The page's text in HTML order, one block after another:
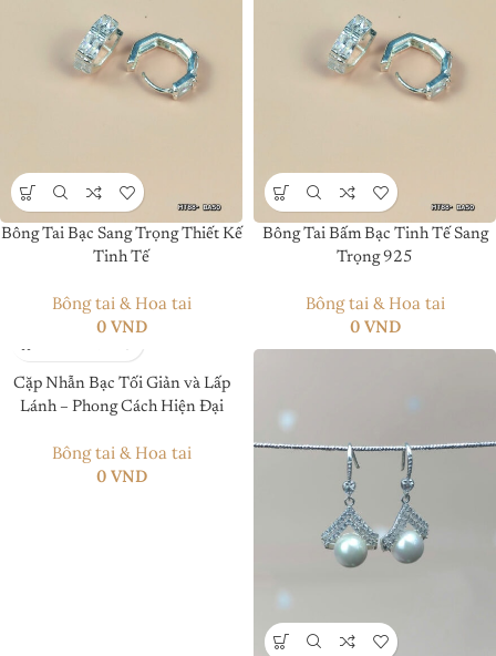
Bông Tai Bạc Sang Trọng Thiết Kế
Tinh Tế
Bông tai & Hoa tai
0 VND
Bông Tai Bấm Bạc Tinh Tế Sang
Trọng 925
Bông tai & Hoa tai
0 VND
Cặp Nhẫn Bạc Tối Giản và Lấp
Lánh – Phong Cách Hiện Đại
Bông tai & Hoa tai
0 VND